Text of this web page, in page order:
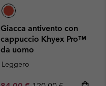
Giacca antivento con
cappuccio Khyex Pro™
da uomo
Leggero